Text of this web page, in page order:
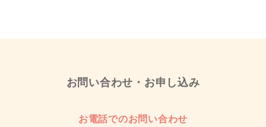
お問い合わせ・お申し込み
お電話でのお問い合わせ